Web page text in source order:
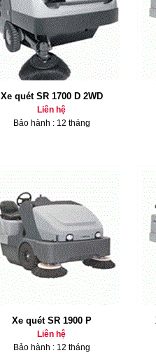
Xe quét SR 1700 D 2WD
Liên hệ
Bảo hành : 12 tháng
Xe quét SR 1900 P
Liên hệ
Bảo hành : 12 tháng